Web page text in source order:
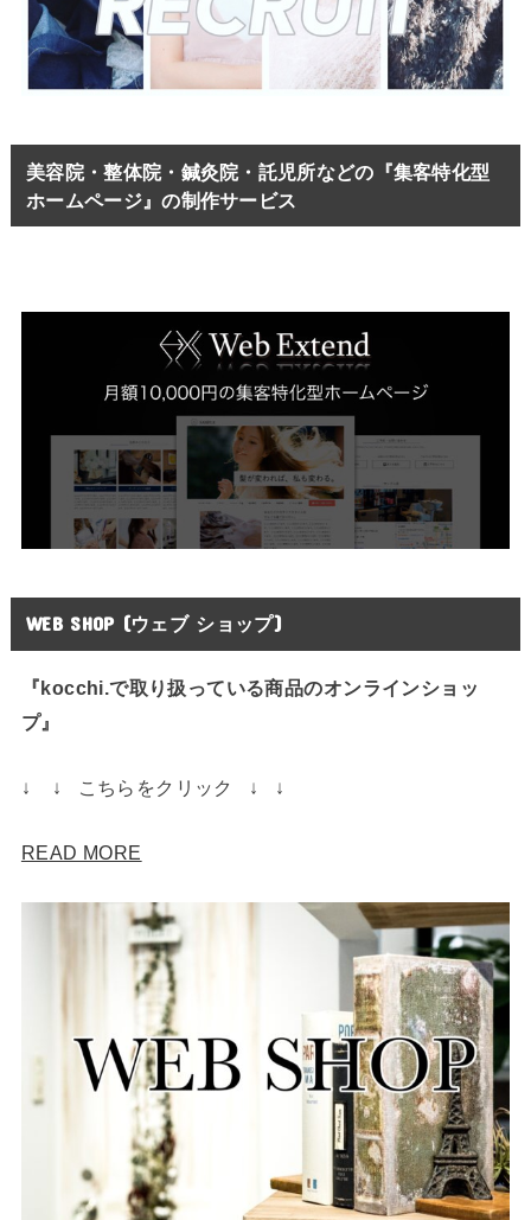
美容院・整体院・鍼灸院・託児所などの『集客特化型
ホームページ』の制作サービス
WEB SHOP (ウェブ ショップ)
『kocchi.で取り扱っている商品のオンラインショッ
プ』
↓ ↓ こちらをクリック ↓ ↓
READ MORE